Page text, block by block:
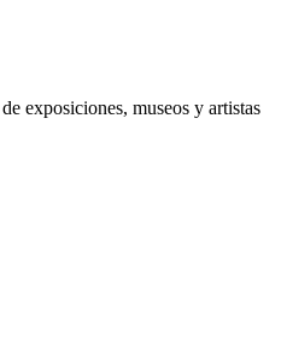
exposiciones, museos y artistas